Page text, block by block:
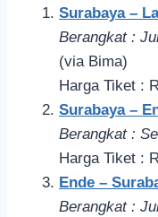
Surabaya –
Berangkat :
(via Bima)
Harga Tiket :
Surabaya –
Berangkat :
Harga Tiket :
Ende –
Berangkat :